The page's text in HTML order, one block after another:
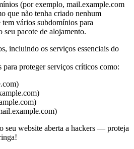
(por exemplo, mail.example.com
que não tenha criado nenhum
vários subdomínios para
pacote de alojamento.
incluindo os serviços essenciais do
para proteger serviços críticos como:
seu website aberta a hackers — proteja